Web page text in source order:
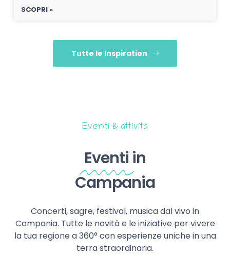
SCOPRI »
Tutte le Inspiration
Eventi & attività
Eventi in
Campania
Concerti, sagre, festival, musica dal vivo in
Campania. Tutte le novità e le iniziative per vivere
la tua regione a 360° con esperienze uniche in una
terra straordinaria.